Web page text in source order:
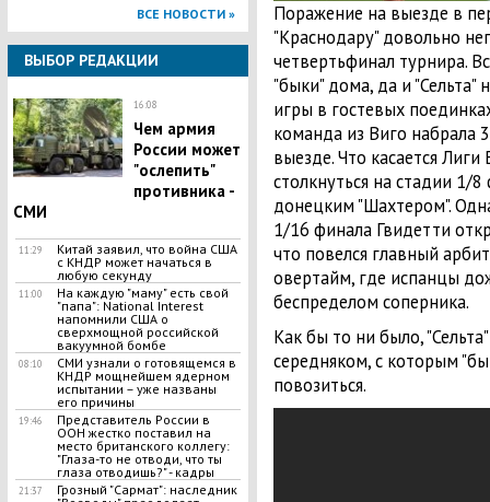
ВСЕ НОВОСТИ »
ВЫБОР РЕДАКЦИИ
16:08
Чем армия
России может
"ослепить"
противника -
СМИ
11:29
Китай заявил, что война США
с КНДР может начаться в
любую секунду
11:00
На каждую "маму" есть свой
"папа": National Interest
напомнили США о
сверхмощной российской
вакуумной бомбе
08:10
СМИ узнали о готовящемся в
КНДР мощнейшем ядерном
испытании – уже названы
его причины
19:46
Представитель России в
ООН жестко поставил на
место британского коллегу:
"Глаза-то не отводи, что ты
глаза отводишь?" - кадры
21:37
Грозный "Сармат": наследник
Поражение на выезде в
"Краснодару" довольно
четвертьфинал турнира.
"быки" дома, да и "Сельта"
игры в гостевых
команда из Виго набрала
выезде. Что касается
столкнуться на стадии 1/
донецким "Шахтером".
1/16 финала Гвидетти
что повелся главный
овертайм, где испанцы
беспределом соперника.
Как бы то ни было,
середняком, с которым
повозиться.